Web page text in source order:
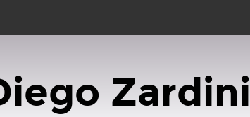
Zardini